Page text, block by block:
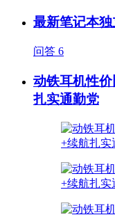
最新笔记本
问答 6
动铁耳机性
扎实通勤党